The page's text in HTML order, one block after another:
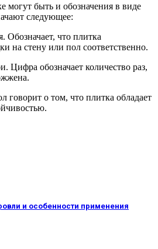
могут быть и обозначения в виде
следующее:
Обозначает, что плитка
на стену или пол соответственно.
Цифра обозначает количество раз,
говорит о том, что плитка обладает
и особенности применения